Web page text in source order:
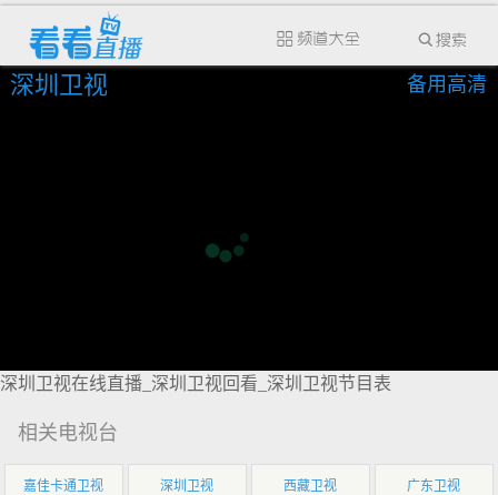
深圳卫视 备用高清
深圳卫视在线直播_深圳卫视回看_深圳卫视节目表
相关电视台
嘉佳卡通卫视 深圳卫视 西藏卫视 广东卫视